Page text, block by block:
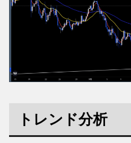
トレンド分析